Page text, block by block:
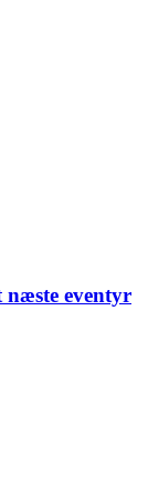
næste eventyr